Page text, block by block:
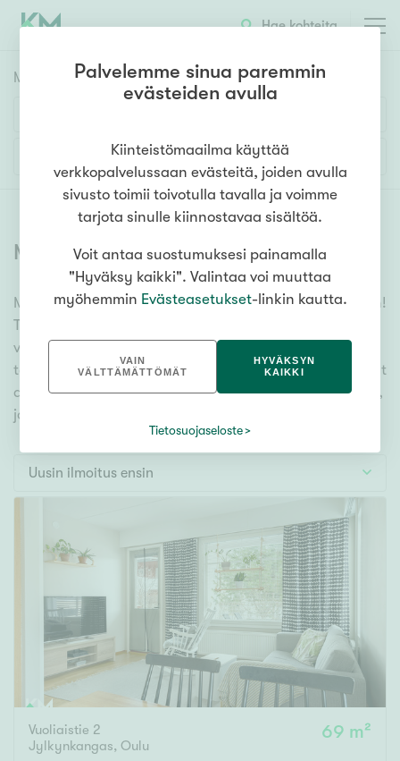
Hae kohteita
Myyntikohteet
1h 2h 3h 4h 5h+
Asuntotyyppi
Kerros-/luhtitalo
Rivitalo/paritalo
Omakoti-/erillistalo
Maa- tai metsätila
Vapaa-ajan asunto
Hinta
000 000 €
Pinta-ala
Asuinpinta-ala Kokonaispinta-ala
Lisää hakuehtoja
Myytävät asunnot (6380)
Meiltä löydät myytävät asunnot, oli tarpeesi mikä vain!
Tuhansien kohteiden ja satojen kiinteistönvälittäjien
verkostomme auttaa sinua kenties elämäsi
tärkeimmässä päätöksessä. Katso alta kaikki myytävät
asunnot. Hyödynnä myös kätevää hakutyökaluamme,
jonka avulla löydät omien toiveidesi mukaisen kodin.
Uusin ilmoitus ensin
Vuoliaistie 2
Jylkynkangas, Oulu
69 m²
Palvelemme sinua paremmin
evästeiden avulla
Kiinteistömaailma käyttää
verkkopalvelussaan evästeitä, joiden avulla
sivusto toimii toivotulla tavalla ja voimme
tarjota sinulle kiinnostavaa sisältöä.
Voit antaa suostumuksesi painamalla
"Hyväksy kaikki". Valintaa voi muuttaa
myöhemmin Evästeasetukset-linkin kautta.
VAIN
VÄLTTÄMÄTTÖMÄT
HYVÄKSYN
KAIKKI
Tietosuojaseloste